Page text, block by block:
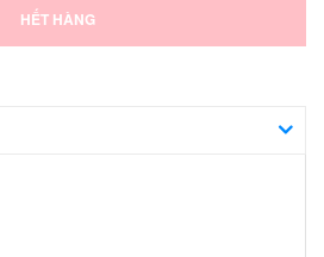
HẾT HÀNG